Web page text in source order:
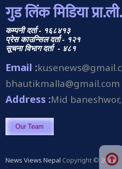
गुड लिंक मिडिया प्रा.ली.
कम्पनी दर्ता - १६८४१३
प्रेस काउन्सिल दर्ता - १२१
सूचना विभाग दर्ता - ४८१
Email :
bhautikmalla@gmail.com
Address :Mid
Our Team
News Views Nepal Copyright © 2026.